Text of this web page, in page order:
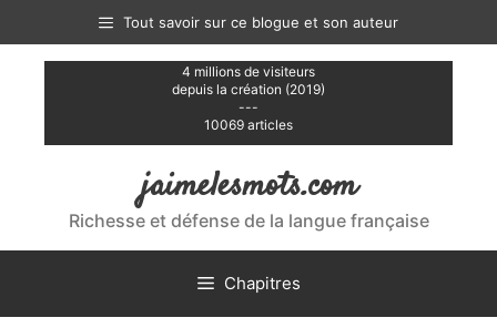
contenu
Tout savoir sur ce blogue et son auteur
4 millions de visiteurs
depuis la création (2019)
---
10069 articles
jaimelesmots.com
Richesse et défense de la langue française
Chapitres